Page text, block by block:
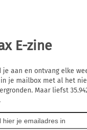
E-zine
je aan en ontvang elke
je mailbox met al het
Maar liefst